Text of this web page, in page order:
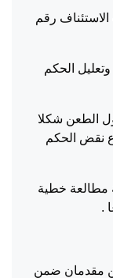
رقم
الحكم
الطعن شكلا
نقض الحكم
العامة مطالعة خطية
.
مقدمان ضمن